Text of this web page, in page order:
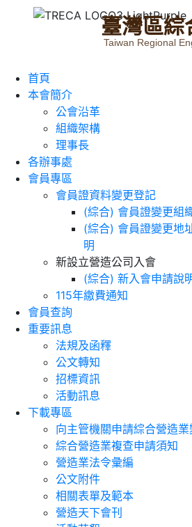
臺灣區綜
Taiwan Regional
首頁
本會簡介
公會沿革
組織架構
理事長
各辦事處
會員專區
會員證資料變更登記
(綜合) 會員證變更組
(綜合) 會員證變更地
明
新設立營造公司入會
(綜合) 新入會申請說
115年繳費通知
會員查詢
重要訊息
法規及函釋
公文轉知
招標資訊
活動訊息
下載專區
向主管機關申請綜合營造
綜合營造業複查申請須知
營造業法令彙編
公文附件
相關表單及範本
營造天下會刊